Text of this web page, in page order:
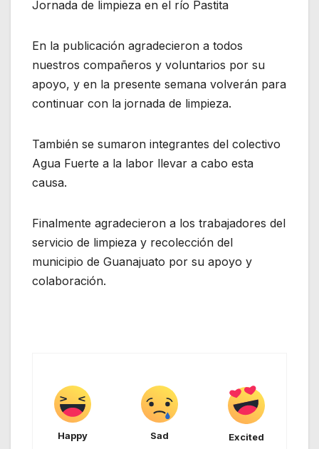
Jornada de limpieza en el río Pastita
En la publicación agradecieron a todos
nuestros compañeros y voluntarios por su
apoyo, y en la presente semana volverán para
continuar con la jornada de limpieza.
También se sumaron integrantes del colectivo
Agua Fuerte a la labor llevar a cabo esta
causa.
Finalmente agradecieron a los trabajadores del
servicio de limpieza y recolección del
municipio de Guanajuato por su apoyo y
colaboración.
Happy Sad Excited